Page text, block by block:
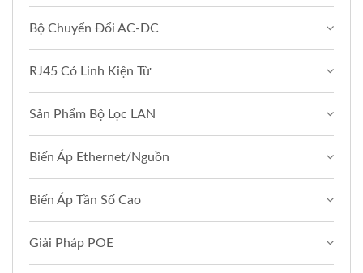
Bộ Chuyển Đổi AC-DC
RJ45 Có Linh Kiện Từ
Sản Phẩm Bộ Lọc LAN
Biến Áp Ethernet/Nguồn
Biến Áp Tần Số Cao
Giải Pháp POE